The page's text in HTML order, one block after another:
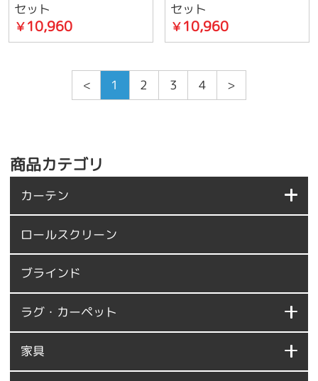
セット
￥10,960
セット
￥10,960
< 1 2 3 4 >
商品カテゴリ
カーテン
ロールスクリーン
ブラインド
ラグ・カーペット
家具